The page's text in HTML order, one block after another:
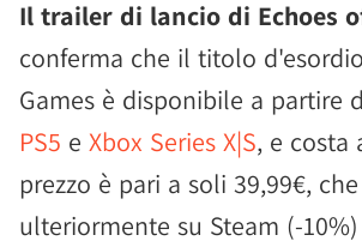
Il trailer di lancio di Echoes
conferma che il titolo
Games è disponibile a partire
PS5 e Xbox Series X|S, e costa
prezzo è pari a soli 39,99€,
ulteriormente su Steam (-